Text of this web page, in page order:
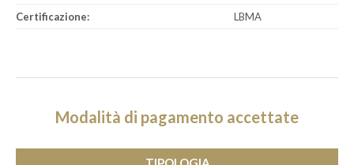
Certificazione:
LBMA
Modalità di pagamento accettate